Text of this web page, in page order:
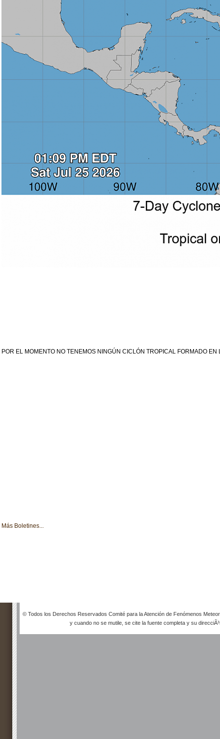
POR EL MOMENTO NO TENEMOS NINGÚN CICLÓN TROPICAL FORMADO
Más Boletines...
© Todos los Derechos Reservados Comité para la Atención de Fenómenos
y cuando no se mutile, se cite la fuente completa y su